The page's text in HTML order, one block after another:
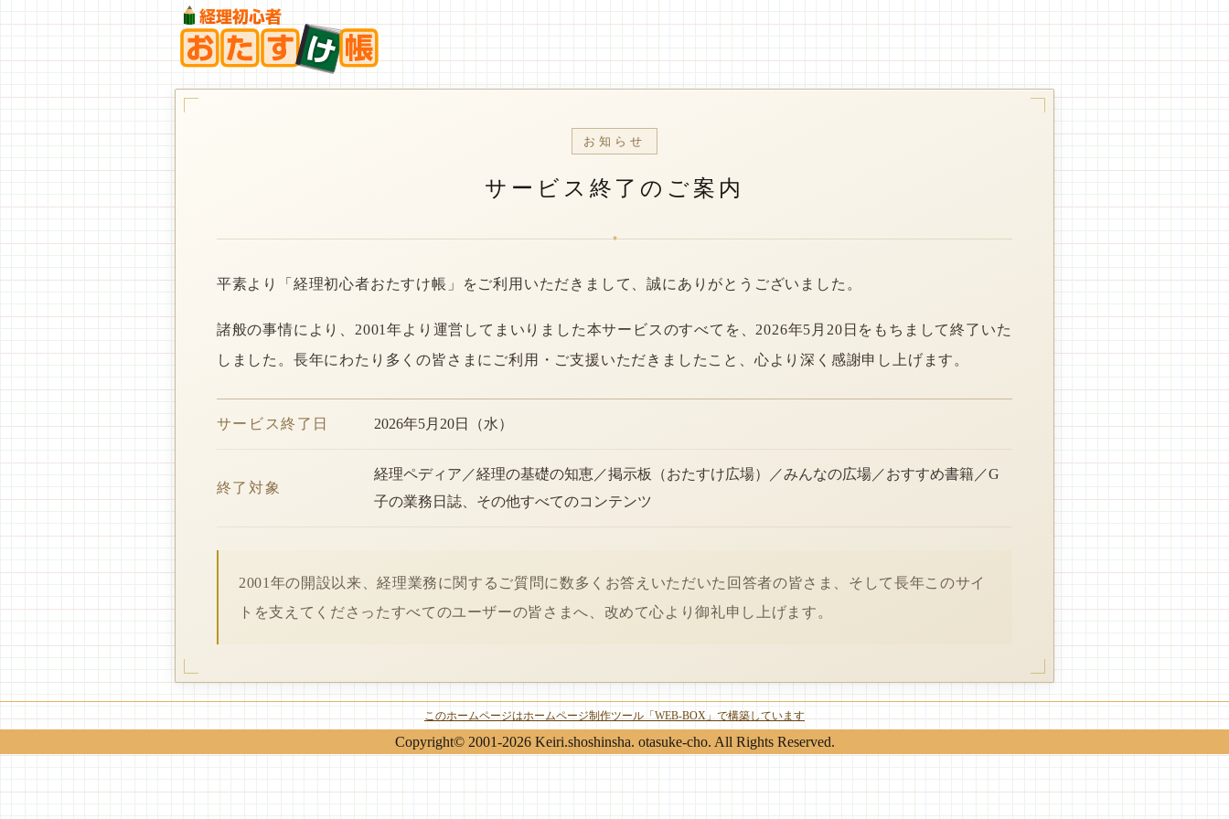
お知らせ
サービス終了のご案内
*
平素より「経理初心者おたすけ帳」をご利用いただきまして、誠にありがとうございました。
諸般の事情により、2001年より運営してまいりました本サービスのすべてを、2026年5月20日をもちまして終了いた
しました。長年にわたり多くの皆さまにご利用・ご支援いただきましたこと、心より深く感謝申し上げます。
サービス終了日 2026年5月20日（水）
終了対象
経理ペディア／経理の基礎の知恵／掲示板（おたすけ広場）／みんなの広場／おすすめ書籍／G
子の業務日誌、その他すべてのコンテンツ
2001年の開設以来、経理業務に関するご質問に数多くお答えいただいた回答者の皆さま、そして長年このサイ
トを支えてくださったすべてのユーザーの皆さまへ、改めて心より御礼申し上げます。
このホームページはホームページ制作ツール「WEB-BOX」で構築しています
Copyright© 2001-2026 Keiri.shoshinsha. otasuke-cho. All Rights Reserved.